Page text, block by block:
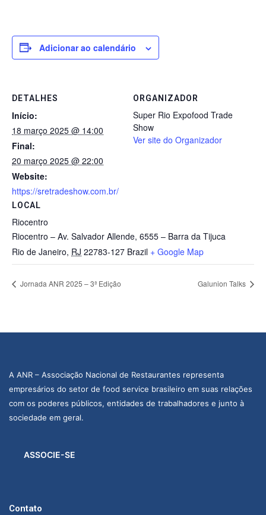
Adicionar ao calendário
DETALHES
Início:
18 março 2025 @ 14:00
Final:
20 março 2025 @ 22:00
Website:
https://sretradeshow.com.br/
LOCAL
Riocentro
Riocentro – Av. Salvador Allende, 6555 – Barra da Tijuca
Rio de Janeiro, RJ 22783-127 Brazil + Google Map
ORGANIZADOR
Super Rio Expofood Trade
Show
Ver site do Organizador
Jornada ANR 2025 – 3ª Edição Galunion Talks
A ANR – Associação Nacional de Restaurantes representa
empresários do setor de food service brasileiro em suas relações
com os poderes públicos, entidades de trabalhadores e junto à
sociedade em geral.
ASSOCIE-SE
Contato